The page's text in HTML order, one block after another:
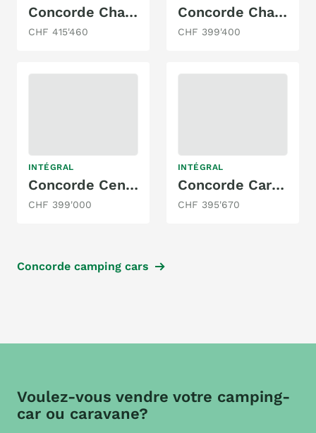
Concorde Charisma - GSR I 860 LI
CHF 415'460
Concorde Charisma 910 LSI
CHF 399'400
INTÉGRAL
Concorde Centurion 990 GI
CHF 399'000
INTÉGRAL
Concorde Carver 850 LI
CHF 395'670
Concorde camping cars
Voulez-vous vendre votre camping-
car ou caravane?